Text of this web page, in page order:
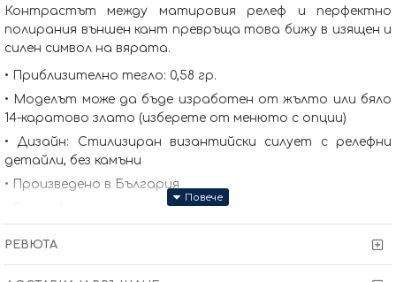
Контрастът между матировия релеф и перфектно
полирания външен кант превръща това бижу в изящен и
силен символ на вярата.
• Приблизително тегло: 0,58 гр.
• Моделът може да бъде изработен от жълто или бяло
14-каратово злато (изберете от менюто с опции)
• Дизайн: Стилизиран византийски силует с релефни
детайли, без камъни
• Произведено в България
• Сертификат за качество и произход
РЕВЮТА